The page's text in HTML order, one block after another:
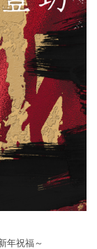
年祝福～